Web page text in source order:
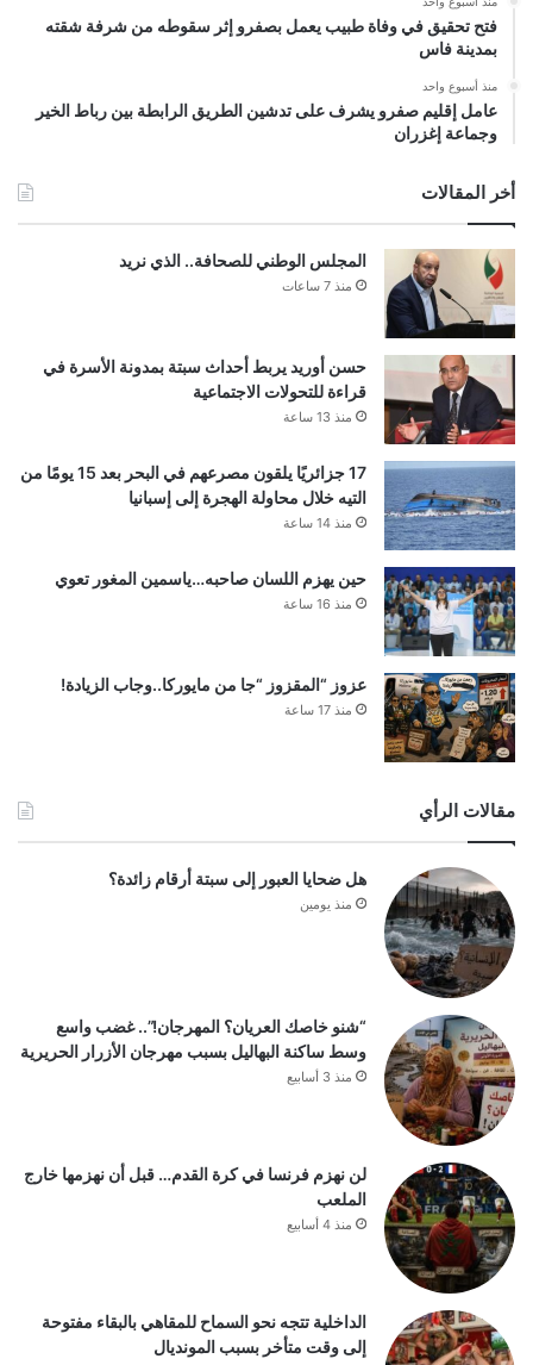
فتح تحقيق في وفاة طبيب يعمل بصفرو إثر سقوطه من شرفة شقته
بمدينة فاس
منذ أسبوع واحد
عامل إقليم صفرو يشرف على تدشين الطريق الرابطة بين رباط الخير
وجماعة إغزران
أخر المقالات
المجلس الوطني للصحافة.. الذي نريد
منذ 7 ساعات
حسن أوريد يربط أحداث سبتة بمدونة الأسرة في
قراءة للتحولات الاجتماعية
منذ 13 ساعة
17 جزائريًا يلقون مصرعهم في البحر بعد 15 يومًا من
التيه خلال محاولة الهجرة إلى إسبانيا
منذ 14 ساعة
حين يهزم اللسان صاحبه…ياسمين المغور تعوي
منذ 16 ساعة
عزوز “المقزوز “جا من مايوركا..وجاب الزيادة!
منذ 17 ساعة
مقالات الرأي
هل ضحايا العبور إلى سبتة أرقام زائدة؟
منذ يومين
“شنو خاصك العريان؟ المهرجان!”.. غضب واسع
وسط ساكنة البهاليل بسبب مهرجان الأزرار الحريرية
منذ 3 أسابيع
لن نهزم فرنسا في كرة القدم… قبل أن نهزمها خارج
الملعب
منذ 4 أسابيع
الداخلية تتجه نحو السماح للمقاهي بالبقاء مفتوحة
إلى وقت متأخر بسبب المونديال